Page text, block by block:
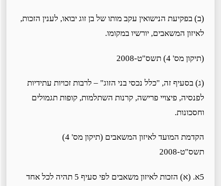
(ב) בפקיעת הנישואין עקב מותו של בן זוג יבואו, לענין הזכות,
לאיזון המשאבים, יורשיו במקומו.
(תיקון מס' 4) תשס"ט-2008
(ג) בסעיף זה, "כלל נכסי בני הזוג" – לרבות זכויות עתידיות
לפנסיה, פיצויי פרישה, קרנות השתלמות, קופות תגמולים
וחסכונות.
הקדמת המועד לאיזון המשאבים (תיקון מס' 4)
תשס"ט-2008
5א. (א) הזכות לאיזון משאבים לפי סעיף 5 תהיה לכל אחד